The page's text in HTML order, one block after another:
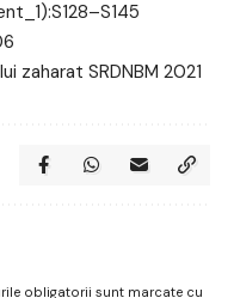
zaharat SRDNBM 2021
obligatorii sunt marcate cu